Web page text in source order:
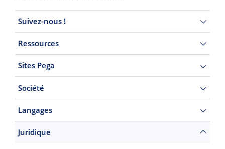
Suivez-nous !
Ressources
Sites Pega
Société
Langages
Juridique